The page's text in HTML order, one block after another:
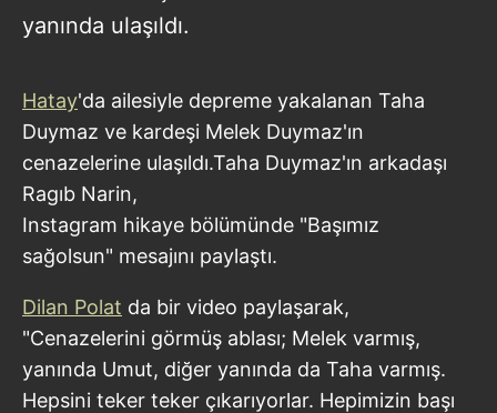
yanında ulaşıldı.
Hatay'da ailesiyle depreme yakalanan Taha
Duymaz ve kardeşi Melek Duymaz'ın
cenazelerine ulaşıldı.Taha Duymaz'ın arkadaşı
Ragıb Narin,
Instagram hikaye bölümünde "Başımız
sağolsun" mesajını paylaştı.
Dilan Polat da bir video paylaşarak,
"Cenazelerini görmüş ablası; Melek varmış,
yanında Umut, diğer yanında da Taha varmış.
Hepsini teker teker çıkarıyorlar. Hepimizin başı